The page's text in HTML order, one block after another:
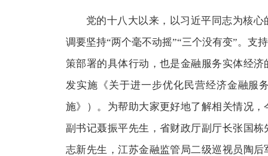
党的十八大以来，以习近平同志为核
调要坚持“两个毫不动摇”“三个没有变”。支
策部署的具体行动，也是金融服务实体经
发实施《关于进一步优化民营经济金融服
施》）。为帮助大家更好地了解相关情况
副书记聂振平先生，省财政厅副厅长张国
志新先生，江苏金融监管局二级巡视员陶